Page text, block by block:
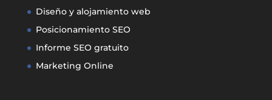
Diseño y alojamiento web
Posicionamiento SEO
Informe SEO gratuito
Marketing Online